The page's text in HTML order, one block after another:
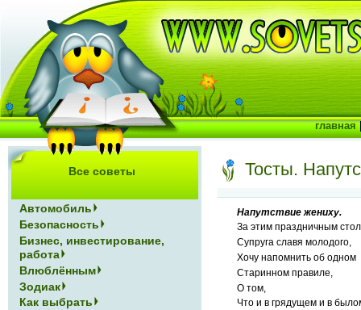
Тосты.
Напутствие жениху.
За этим праздничным
Супруга славя молодого,
Хочу напомнить об одном
Старинном правиле,
О том,
Что и в грядущем и в
Все советы
Автомобиль
Безопасность
Бизнес, инвестирование,
работа
Влюблённым
Зодиак
Как выбрать
главная